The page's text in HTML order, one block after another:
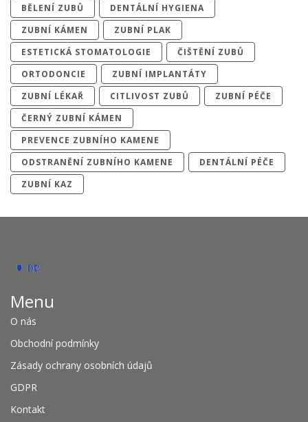
BĚLENÍ ZUBŮ
DENTÁLNÍ HYGIENA
ZUBNÍ KÁMEN
ZUBNÍ PLAK
ESTETICKÁ STOMATOLOGIE
ČIŠTĚNÍ ZUBŮ
ORTODONCIE
ZUBNÍ IMPLANTÁTY
ZUBNÍ LÉKAŘ
CITLIVOST ZUBŮ
ZUBNÍ PÉČE
ČERNÝ ZUBNÍ KÁMEN
PREVENCE ZUBNÍHO KAMENE
ODSTRANĚNÍ ZUBNÍHO KAMENE
DENTÁLNÍ PÉČE
ZUBNÍ KAZ
Menu
O nás
Obchodní podmínky
Zásady ochrany osobních údajů
GDPR
Kontakt